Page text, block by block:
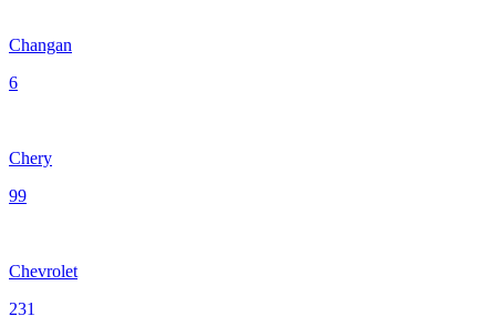
Changan
6
Chery
99
Chevrolet
231